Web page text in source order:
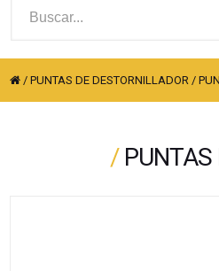
/PUNTAS DE DESTORNILLADOR /
/ PUNTAS